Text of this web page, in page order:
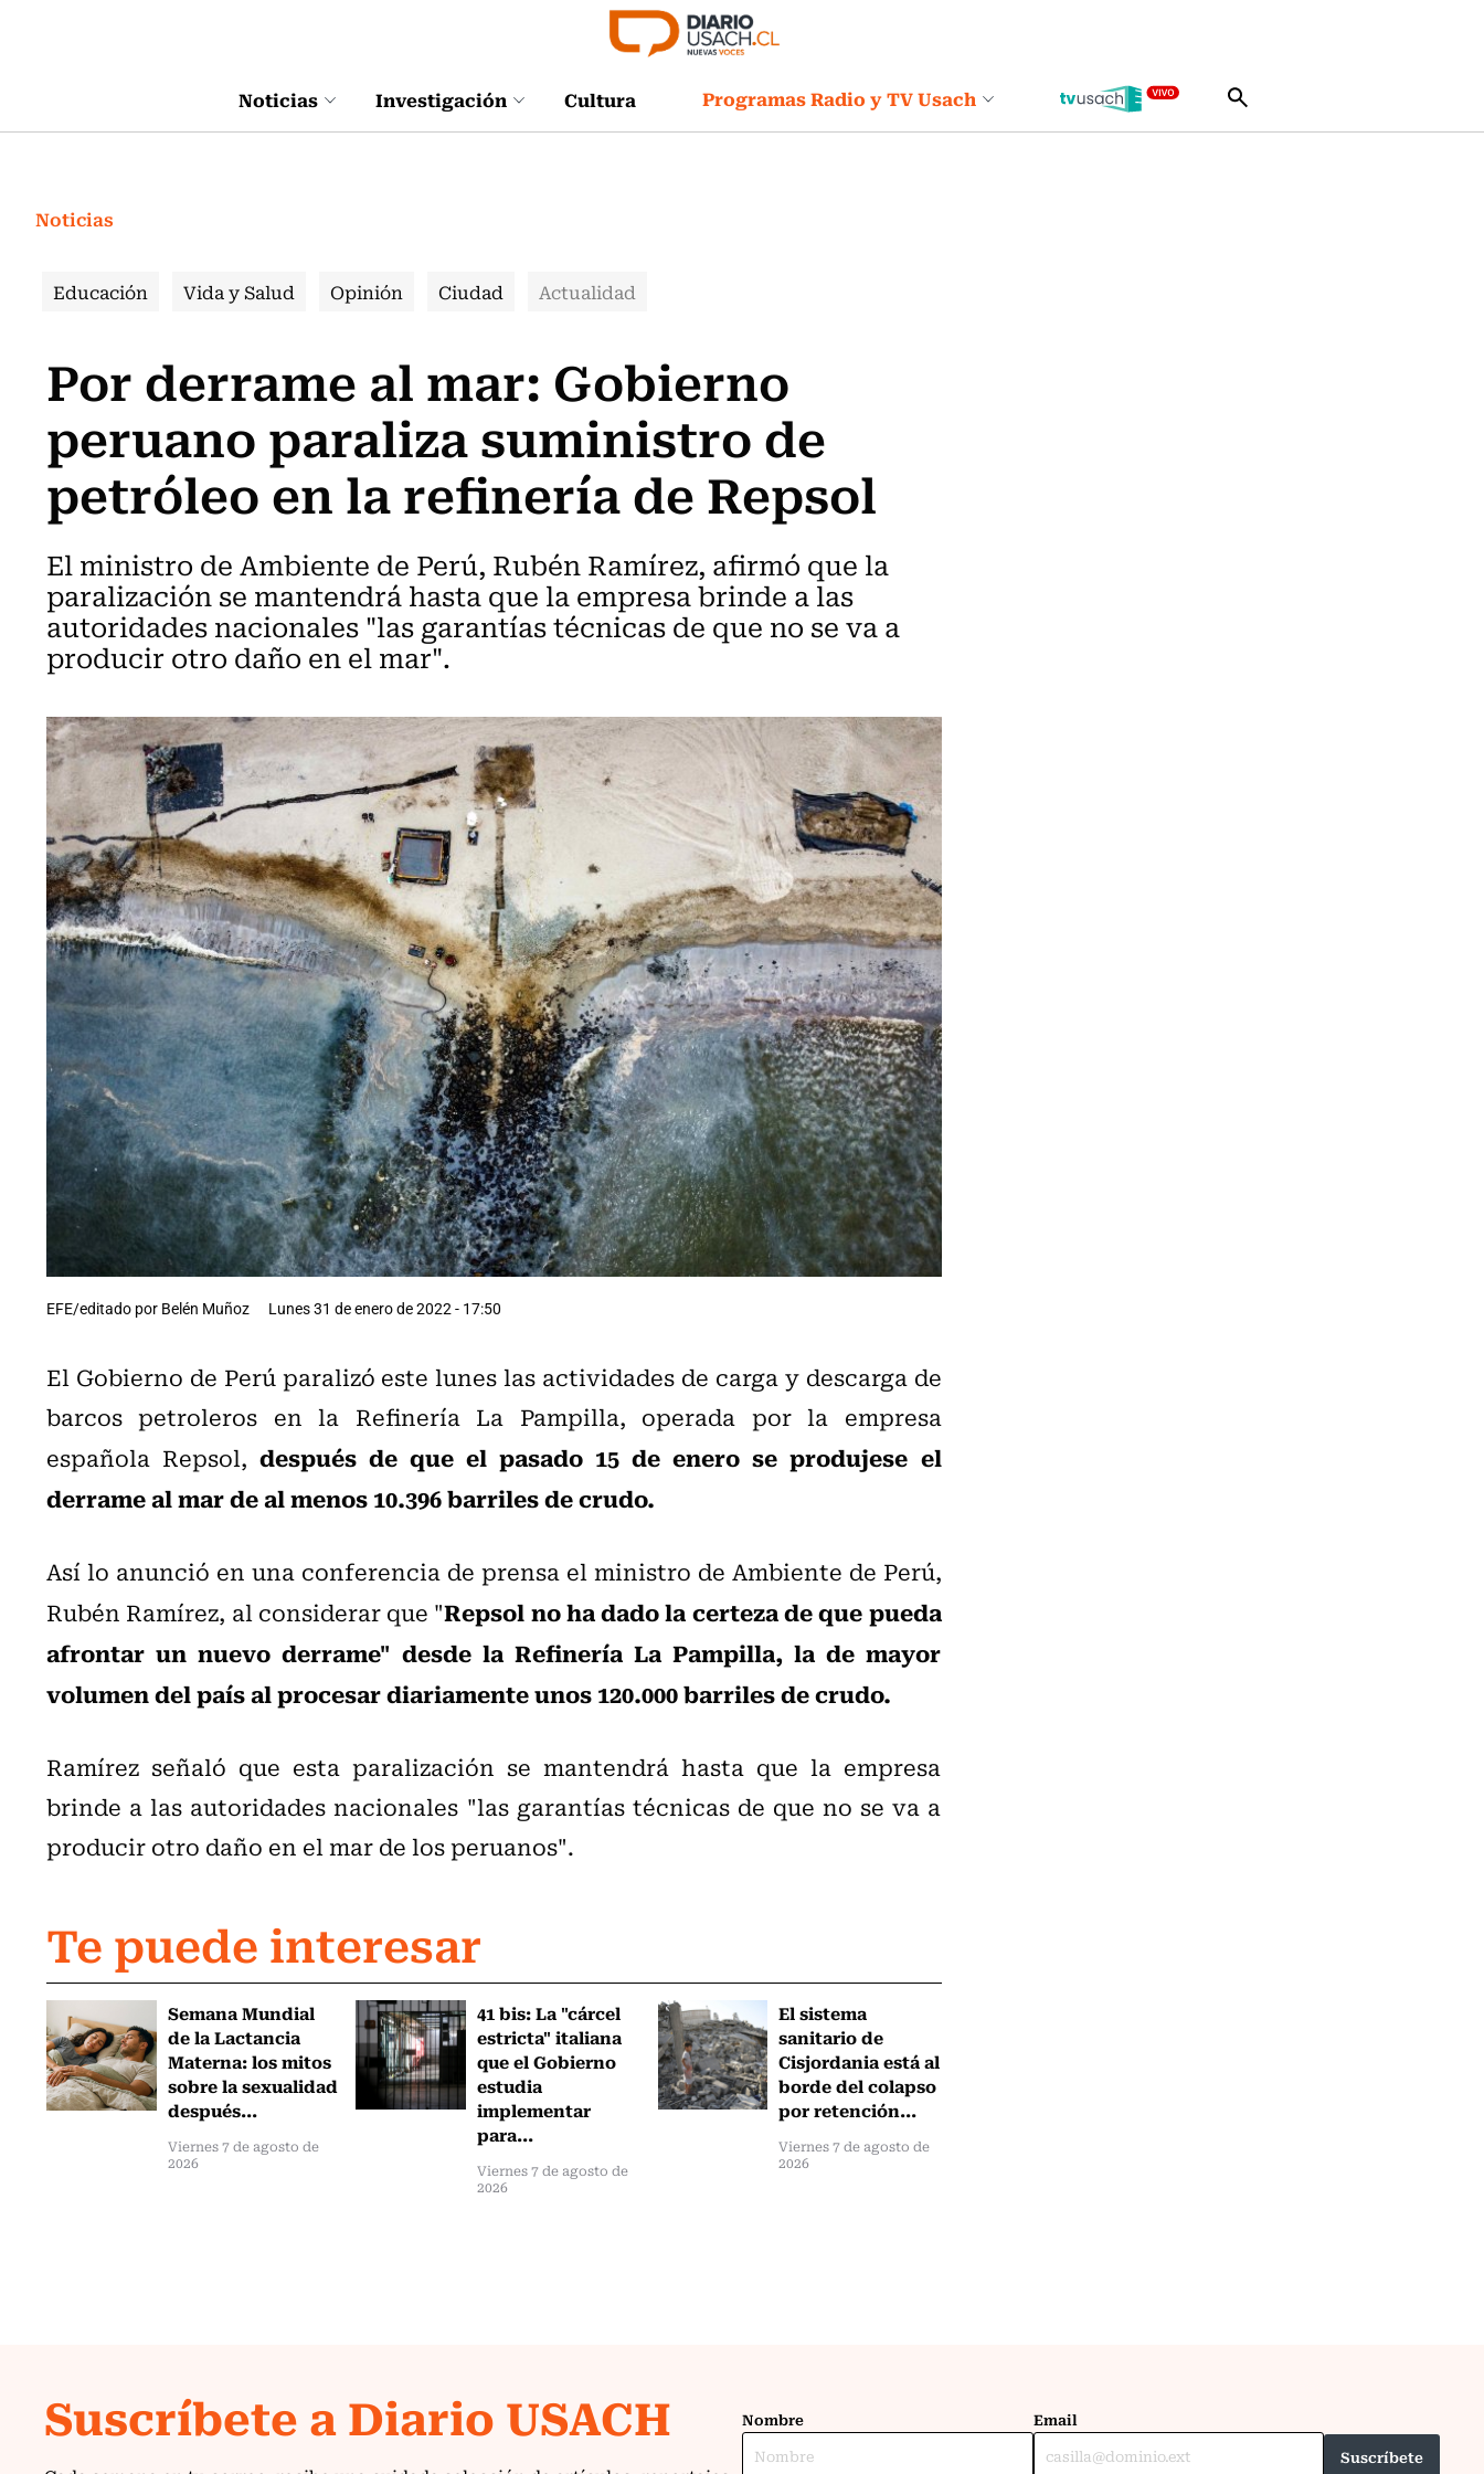
Noticias Investigación Cultura Programas Radio y TV Usach
Noticias
Educación Vida y Salud Opinión Ciudad Actualidad
Por derrame al mar: Gobierno
peruano paraliza suministro de
petróleo en la refinería de Repsol
El ministro de Ambiente de Perú, Rubén Ramírez, afirmó que la
paralización se mantendrá hasta que la empresa brinde a las
autoridades nacionales "las garantías técnicas de que no se va a
producir otro daño en el mar".
EFE/editado por Belén Muñoz Lunes 31 de enero de 2022 - 17:50
El Gobierno de Perú paralizó este lunes las actividades de carga y descarga de
barcos petroleros en la Refinería La Pampilla, operada por la empresa
española Repsol,después de que el pasado 15 de enero se produjese el
derrame al mar de al menos 10.396 barriles de crudo.
Así lo anunció en una conferencia de prensa el ministro de Ambiente de Perú,
Rubén Ramírez, al considerar que "Repsol no ha dado la certeza de que pueda
afrontar un nuevo derrame" desde la Refinería La Pampilla, la de mayor
volumen del país al procesar diariamente unos 120.000 barriles de crudo.
Ramírez señaló que esta paralización se mantendrá hasta que la empresa
brinde a las autoridades nacionales "las garantías técnicas de que no se va a
producir otro daño en el mar de los peruanos".
Te puede interesar
Semana Mundial
de la Lactancia
Materna: los mitos
sobre la sexualidad
después...
Viernes 7 de agosto de
2026
41 bis: La "cárcel
estricta" italiana
que el Gobierno
estudia
implementar
para...
Viernes 7 de agosto de
2026
El sistema
sanitario de
Cisjordania está al
borde del colapso
por retención...
Viernes 7 de agosto de
2026